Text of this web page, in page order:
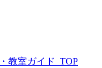
教室ガイド_TOP